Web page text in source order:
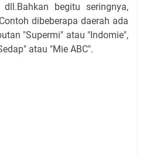
begitu seringnya,
dibeberapa daerah ada
"Supermi" atau "Indomie",
atau "Mie ABC".